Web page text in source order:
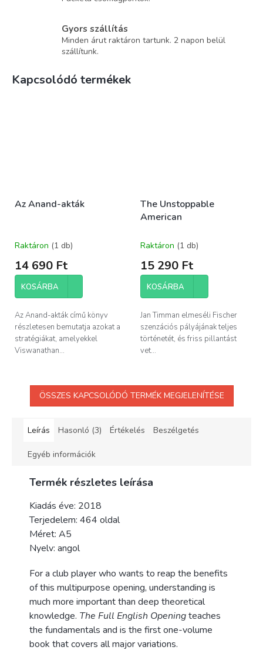
Gyors szállítás
Minden árut raktáron tartunk. 2 napon belül
szállítunk.
Kapcsolódó termékek
Az Anand-akták
Raktáron (1 db)
14 690 Ft
KOSÁRBA
Az Anand-akták című könyv
részletesen bemutatja azokat a
stratégiákat, amelyekkel
Viswanathan...
The Unstoppable
American
Raktáron (1 db)
15 290 Ft
KOSÁRBA
Jan Timman elmeséli Fischer
szenzációs pályájának teljes
történetét, és friss pillantást
vet...
ÖSSZES KAPCSOLÓDÓ TERMÉK MEGJELENÍTÉSE
Leírás Hasonló (3) Értékelés Beszélgetés
Egyéb információk
Termék részletes leírása
Kiadás éve: 2018
Terjedelem: 464 oldal
Méret: A5
Nyelv: angol
For a club player who wants to reap the benefits
of this multipurpose opening, understanding is
much more important than deep theoretical
knowledge. The Full English Openingteaches
the fundamentals and is the first one-volume
book that covers all major variations.